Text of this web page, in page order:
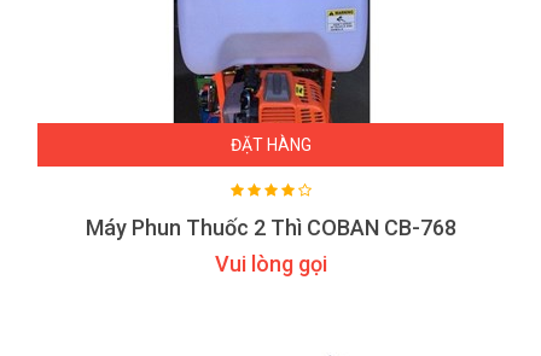
ĐẶT HÀNG
Máy Phun Thuốc 2 Thì COBAN CB-768
Vui lòng gọi